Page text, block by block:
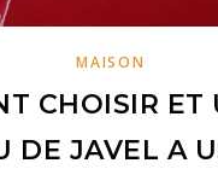
MAISON
CHOISIR ET
DE JAVEL A